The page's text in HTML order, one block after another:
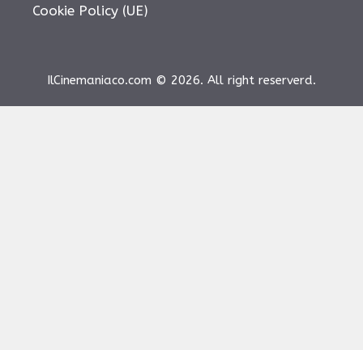
Cookie Policy (UE)
IlCinemaniaco.com © 2026. All right reserverd.